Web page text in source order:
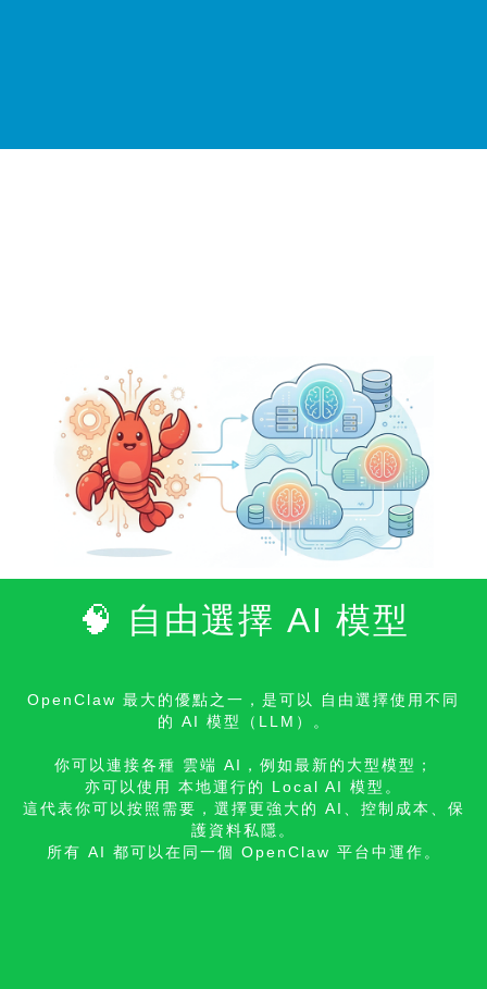
🧠 自由選擇 AI 模型
OpenClaw 最大的優點之一，是可以 自由選擇使用不同
的 AI 模型（LLM）。
你可以連接各種 雲端 AI，例如最新的大型模型；
亦可以使用 本地運行的 Local AI 模型。
這代表你可以按照需要，選擇更強大的 AI、控制成本、保
護資料私隱。
所有 AI 都可以在同一個 OpenClaw 平台中運作。